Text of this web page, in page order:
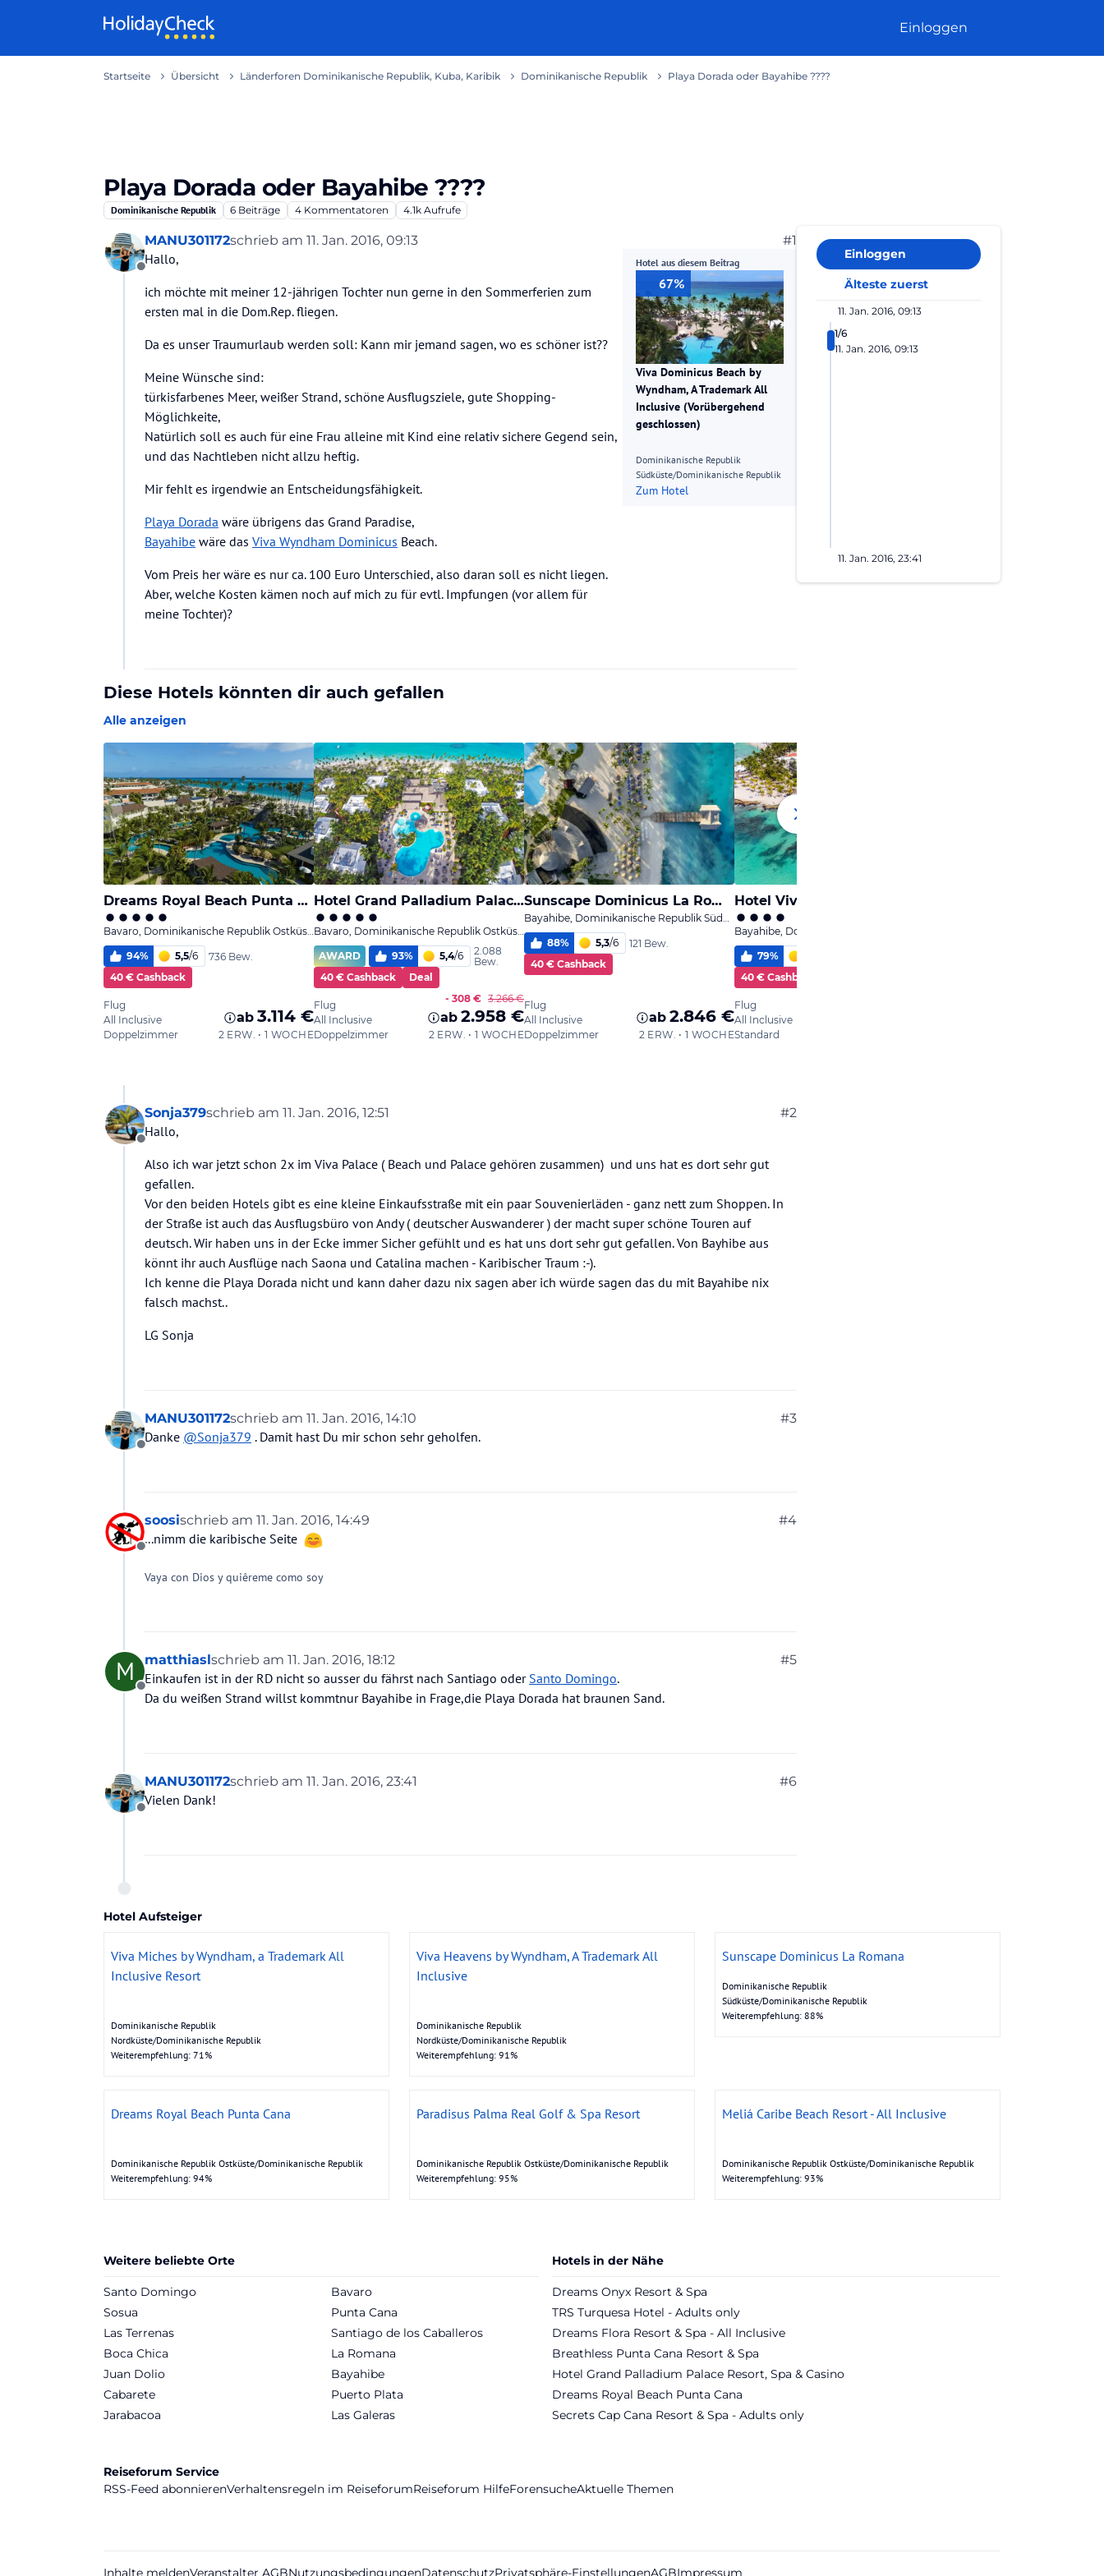
Einloggen
Startseite Übersicht Länderforen Dominikanische Republik, Kuba, Karibik Dominikanische Republik Playa Dorada oder Bayahibe ????
Playa Dorada oder Bayahibe ????
Dominikanische Republik 6 Beiträge 4 Kommentatoren 4.1k Aufrufe
Offline
MANU301172schrieb am 11. Jan. 2016, 09:13
zuletzt editiert von #1
Hallo,
ich möchte mit meiner 12-jährigen Tochter nun gerne in den Sommerferien zum
ersten mal in die Dom.Rep. fliegen.
Da es unser Traumurlaub werden soll: Kann mir jemand sagen, wo es schöner ist??
Meine Wünsche sind:
türkisfarbenes Meer, weißer Strand, schöne Ausflugsziele, gute Shopping-
Möglichkeite,
Natürlich soll es auch für eine Frau alleine mit Kind eine relativ sichere Gegend sein,
und das Nachtleben nicht allzu heftig.
Mir fehlt es irgendwie an Entscheidungsfähigkeit.
Playa Dorada wäre übrigens das Grand Paradise,
Bayahibe wäre das Viva Wyndham Dominicus Beach.
Vom Preis her wäre es nur ca. 100 Euro Unterschied, also daran soll es nicht liegen.
Aber, welche Kosten kämen noch auf mich zu für evtl. Impfungen (vor allem für
meine Tochter)?
Hotel aus diesem Beitrag
67%
Viva Dominicus Beach by
Wyndham, A Trademark All
Inclusive (Vorübergehend
geschlossen)
Dominikanische Republik
Südküste/Dominikanische Republik
Zum Hotel
Offline
Sonja379schrieb am 11. Jan. 2016, 12:51
zuletzt editiert von #2
Hallo,
Also ich war jetzt schon 2x im Viva Palace ( Beach und Palace gehören zusammen) und uns hat es dort sehr gut
gefallen.
Vor den beiden Hotels gibt es eine kleine Einkaufsstraße mit ein paar Souvenierläden - ganz nett zum Shoppen. In
der Straße ist auch das Ausflugsbüro von Andy ( deutscher Auswanderer ) der macht super schöne Touren auf
deutsch. Wir haben uns in der Ecke immer Sicher gefühlt und es hat uns dort sehr gut gefallen. Von Bayhibe aus
könnt ihr auch Ausflüge nach Saona und Catalina machen - Karibischer Traum :-).
Ich kenne die Playa Dorada nicht und kann daher dazu nix sagen aber ich würde sagen das du mit Bayahibe nix
falsch machst..
LG Sonja
Offline
MANU301172schrieb am 11. Jan. 2016, 14:10
zuletzt editiert von #3
Danke @Sonja379 . Damit hast Du mir schon sehr geholfen.
Offline
soosischrieb am 11. Jan. 2016, 14:49
zuletzt editiert von #4
...nimm die karibische Seite
Vaya con Dios y quiêreme como soy
M
Offline
matthiaslschrieb am 11. Jan. 2016, 18:12
zuletzt editiert von #5
Einkaufen ist in der RD nicht so ausser du fährst nach Santiago oder Santo Domingo.
Da du weißen Strand willst kommtnur Bayahibe in Frage,die Playa Dorada hat braunen Sand.
Offline
MANU301172schrieb am 11. Jan. 2016, 23:41
zuletzt editiert von #6
Vielen Dank!
Einloggen
Älteste zuerst
11. Jan. 2016, 09:13
1/6
11. Jan. 2016, 09:13
11. Jan. 2016, 23:41
Hotel Aufsteiger
Viva Miches by Wyndham, a Trademark All
Inclusive Resort
Dominikanische Republik
Nordküste/Dominikanische Republik
Weiterempfehlung: 71%
Viva Heavens by Wyndham, A Trademark All
Inclusive
Dominikanische Republik
Nordküste/Dominikanische Republik
Weiterempfehlung: 91%
Sunscape Dominicus La Romana
Dominikanische Republik
Südküste/Dominikanische Republik
Weiterempfehlung: 88%
Dreams Royal Beach Punta Cana
Dominikanische Republik Ostküste/Dominikanische Republik
Weiterempfehlung: 94%
Paradisus Palma Real Golf & Spa Resort
Dominikanische Republik Ostküste/Dominikanische Republik
Weiterempfehlung: 95%
Meliá Caribe Beach Resort - All Inclusive
Dominikanische Republik Ostküste/Dominikanische Republik
Weiterempfehlung: 93%
Weitere beliebte Orte
Santo Domingo
Bavaro
Sosua
Punta Cana
Las Terrenas
Santiago de los Caballeros
Boca Chica
La Romana
Juan Dolio
Bayahibe
Cabarete
Puerto Plata
Jarabacoa
Las Galeras
Hotels in der Nähe
Dreams Onyx Resort & Spa
TRS Turquesa Hotel - Adults only
Dreams Flora Resort & Spa - All Inclusive
Breathless Punta Cana Resort & Spa
Hotel Grand Palladium Palace Resort, Spa & Casino
Dreams Royal Beach Punta Cana
Secrets Cap Cana Resort & Spa - Adults only
Reiseforum Service
RSS-Feed abonnierenVerhaltensregeln im ReiseforumReiseforum HilfeForensucheAktuelle Themen
Inhalte meldenVeranstalter AGBNutzungsbedingungenDatenschutzPrivatsphäre-EinstellungenAGBImpressum